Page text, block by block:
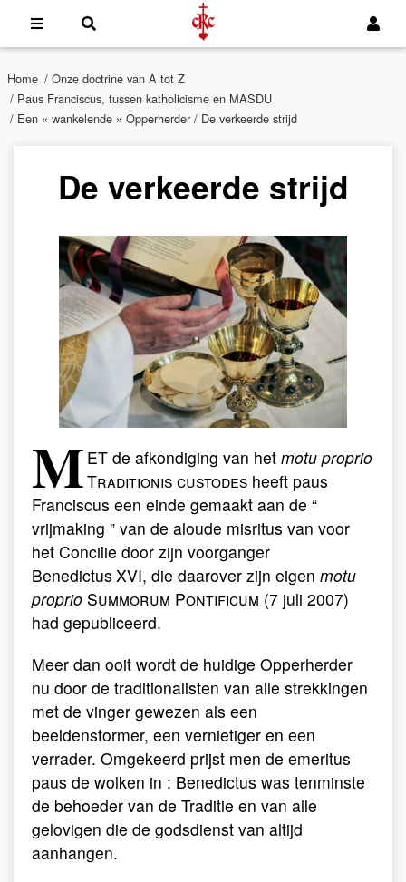
Home / Onze doctrine van A tot Z
/ Paus Franciscus, tussen katholicisme en MASDU
/ Een « wankelende » Opperherder / De verkeerde strijd
De verkeerde strijd
M ET de afkondiging van het motu proprio
Tradi­tionis custodes heeft paus
Franciscus een einde gemaakt aan de “
vrijmaking ” van de aloude misritus van voor
het Concilie door zijn voorganger
Benedictus XVI, die daarover zijn eigen motu
proprio Summorum Pontificum (7 juli 2007)
had gepubliceerd.
Meer dan ooit wordt de huidige Opperherder
nu door de traditionalisten van alle strekkingen
met de vinger gewezen als een
beeldenstormer, een vernietiger en een
verrader. Omgekeerd prijst men de emeritus
paus de wolken in : Benedictus was tenminste
de behoeder van de Traditie en van alle
gelovigen die de godsdienst van altijd
aanhangen.